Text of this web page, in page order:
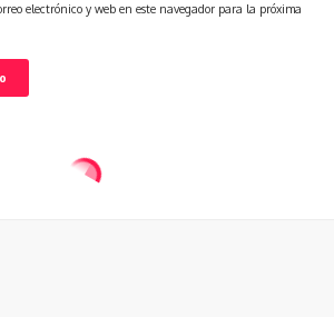
electrónico y web en este navegador para la próxima